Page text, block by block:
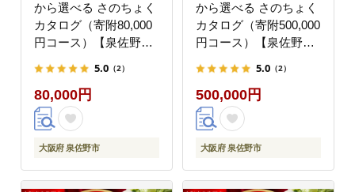
から選べる さのちょく
カタログ（寄附80,000
円コース）【泉佐野市
以上 高評価 肉 ビール
海鮮 野菜 定期便 タオ
ル ティッシュ 後から
カタログギフト あとか
5.0 （2）
80,000円
大阪府 泉佐野市
から選べる さのちょく
カタログ（寄附500,000
円コース）【泉佐野市
以上 高評価 肉 ビール
海鮮 野菜 定期便 タオ
ル ティッシュ 後から
カタログギフト あとか
5.0 （2）
500,000円
大阪府 泉佐野市